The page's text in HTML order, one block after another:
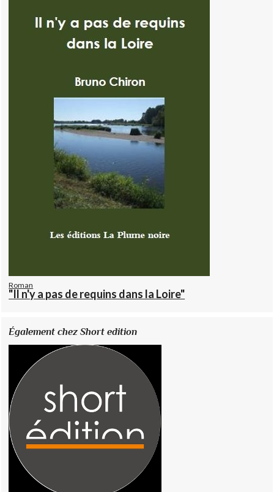
Roman
"Il n'y a pas de requins dans la Loire"
Également chez Short edition